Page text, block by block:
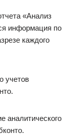
«Анализ
информация по
каждого
учетов
аналитического